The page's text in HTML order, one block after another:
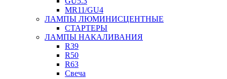
MR11/GU4
ЛАМПЫ ЛЮМИНИСЦЕНТНЫЕ
СТАРТЕРЫ
ЛАМПЫ НАКАЛИВАНИЯ
R39
R50
R63
Свеча